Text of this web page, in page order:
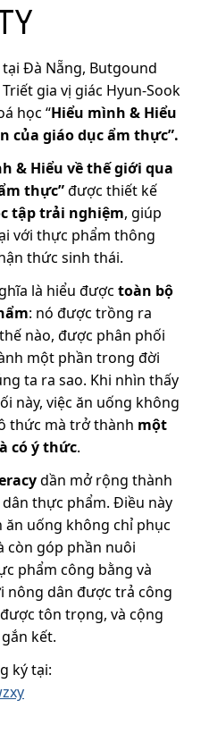
tại Đà Nẵng, Butgound
gia vị giác Hyun-Sook
học “Hiểu mình & Hiểu
của giáo dục ẩm thực”.
& Hiểu về thế giới qua
thực”được thiết kế
tập trải nghiệm, giúp
với thực phẩm thông
thức sinh thái.
là hiểu được toàn bộ
: nó được trồng ra
nào, được phân phối
một phần trong đời
ta ra sao. Khi nhìn thấy
này, việc ăn uống không
thức mà trở thành một
có ý thức.
dần mở rộng thành
dân thực phẩm. Điều này
uống không chỉ phục
còn góp phần nuôi
phẩm công bằng và
nông dân được trả công
tôn trọng, và cộng
kết.
ký tại: